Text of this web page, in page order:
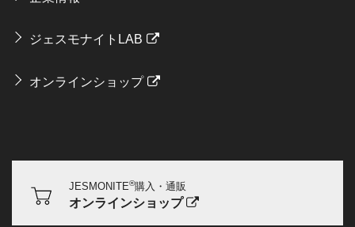
ジェスモナイトLAB
オンラインショップ
JESMONITE®購入・通販
オンラインショップ